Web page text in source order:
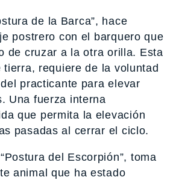
de la Barca”, hace
postrero con el barquero que
de cruzar a la otra orilla. Esta
tierra, requiere de la voluntad
practicante para elevar
Una fuerza interna
que permita la elevación
pasadas al cerrar el ciclo.
del Escorpión”, toma
animal que ha estado